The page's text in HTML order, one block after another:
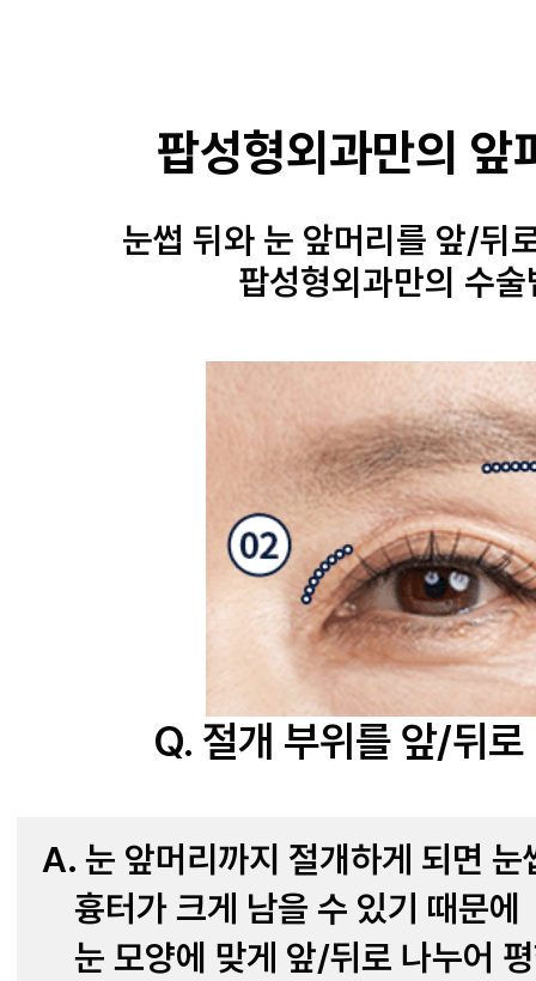
팝성형외과만의 앞
눈썹 뒤와 눈 앞머리를 앞/뒤
팝성형외과만의 수
Q. 절개 부위를 앞/뒤
A. 눈 앞머리까지 절개하게 되면 눈
흉터가 크게 남을 수 있기 때문에
눈 모양에 맞게 앞/뒤로 나누어